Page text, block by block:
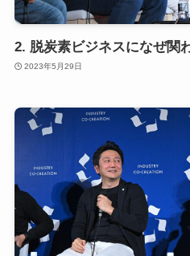
2. 脱炭素ビジネスになぜ関
2023年5月29日